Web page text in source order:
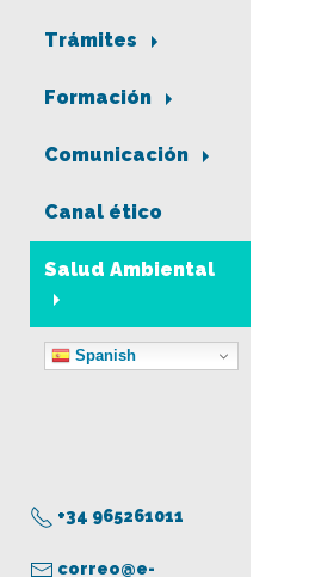
Trámites
Formación
Comunicación
Canal ético
Salud Ambiental
Spanish
+34 965261011
correo@e-